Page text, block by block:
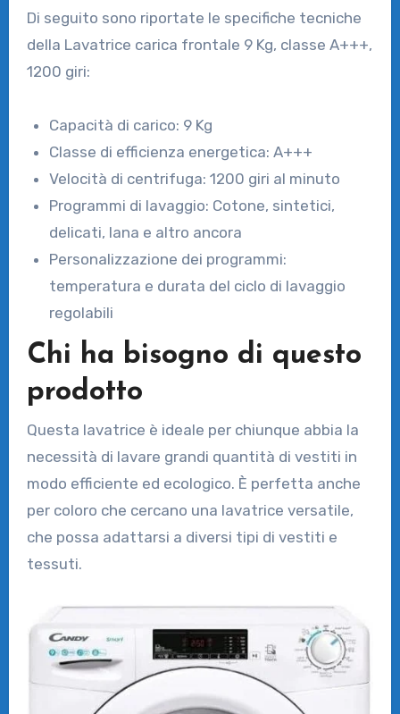
Di seguito sono riportate le specifiche tecniche
della Lavatrice carica frontale 9 Kg, classe A+++,
1200 giri:
Capacità di carico: 9 Kg
Classe di efficienza energetica: A+++
Velocità di centrifuga: 1200 giri al minuto
Programmi di lavaggio: Cotone, sintetici,
delicati, lana e altro ancora
Personalizzazione dei programmi:
temperatura e durata del ciclo di lavaggio
regolabili
Chi ha bisogno di questo
prodotto
Questa lavatrice è ideale per chiunque abbia la
necessità di lavare grandi quantità di vestiti in
modo efficiente ed ecologico. È perfetta anche
per coloro che cercano una lavatrice versatile,
che possa adattarsi a diversi tipi di vestiti e
tessuti.